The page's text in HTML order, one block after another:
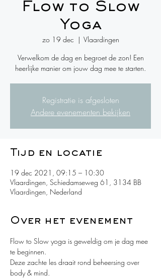
Flow to Slow
Yoga
zo 19 dec
  |
Vlaardingen
Verwelkom de dag en begroet de zon! Een
heerlijke manier om jouw dag mee te starten.
Registratie is afgesloten
Andere evenementen bekijken
Tijd en locatie
19 dec 2021, 09:15 – 10:30
Vlaardingen, Schiedamseweg 61, 3134 BB
Vlaardingen, Nederland
Over het evenement
Flow to Slow yoga is geweldig om je dag mee
te beginnen.
Deze zachte les draait rond beheersing over
body & mind.